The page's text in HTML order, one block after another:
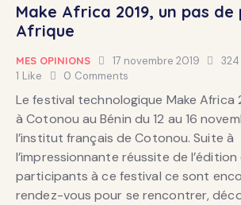
Make Africa 2019, un pas de
Afrique
MES OPINIONS 17 novembre 2019 324
1 Like 0 Comments
Le festival technologique Make Africa
à Cotonou au Bénin du 12 au 16
l’institut français de Cotonou. Suite à
l’impressionnante réussite de l’édition
participants à ce festival ce sont
rendez-vous pour se rencontrer,